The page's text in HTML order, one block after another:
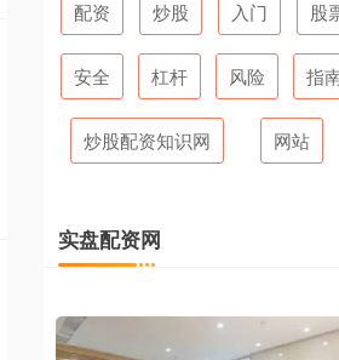
配资 炒股 入门 股
安全 杠杆 风险 指
炒股配资知识网 网站
实盘配资网